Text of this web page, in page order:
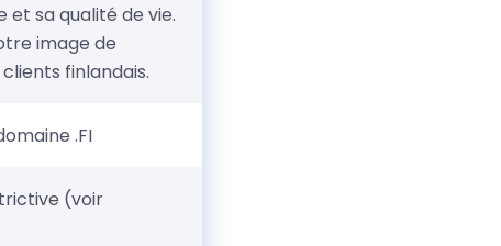
sa qualité de vie.
image de
finlandais.
.FI
(voir